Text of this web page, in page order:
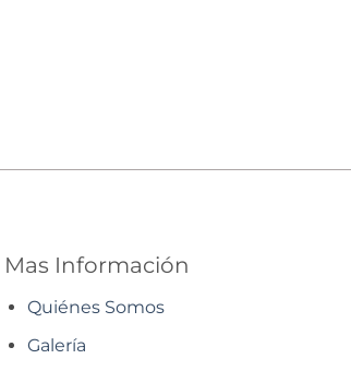
Mas Información
Quiénes Somos
Galería